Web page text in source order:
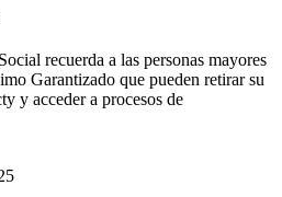
recuerda a las personas mayores
Garantizado que pueden retirar su
y acceder a procesos de